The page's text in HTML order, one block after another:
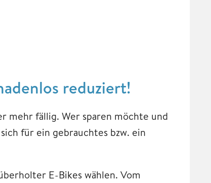
reduziert!
mehr fällig. Wer sparen möchte und
für ein gebrauchtes bzw. ein
E-Bikes wählen. Vom